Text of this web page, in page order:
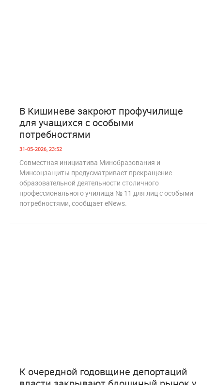
В Кишиневе закроют профучилище
для учащихся с особыми
потребностями
31-05-2026, 23:52
Совместная инициатива Минобразования и
Минсоцзащиты предусматривает прекращение
образовательной деятельности столичного
профессионального училища № 11 для лиц с особыми
потребностями, сообщает eNews.
К очередной годовщине депортаций